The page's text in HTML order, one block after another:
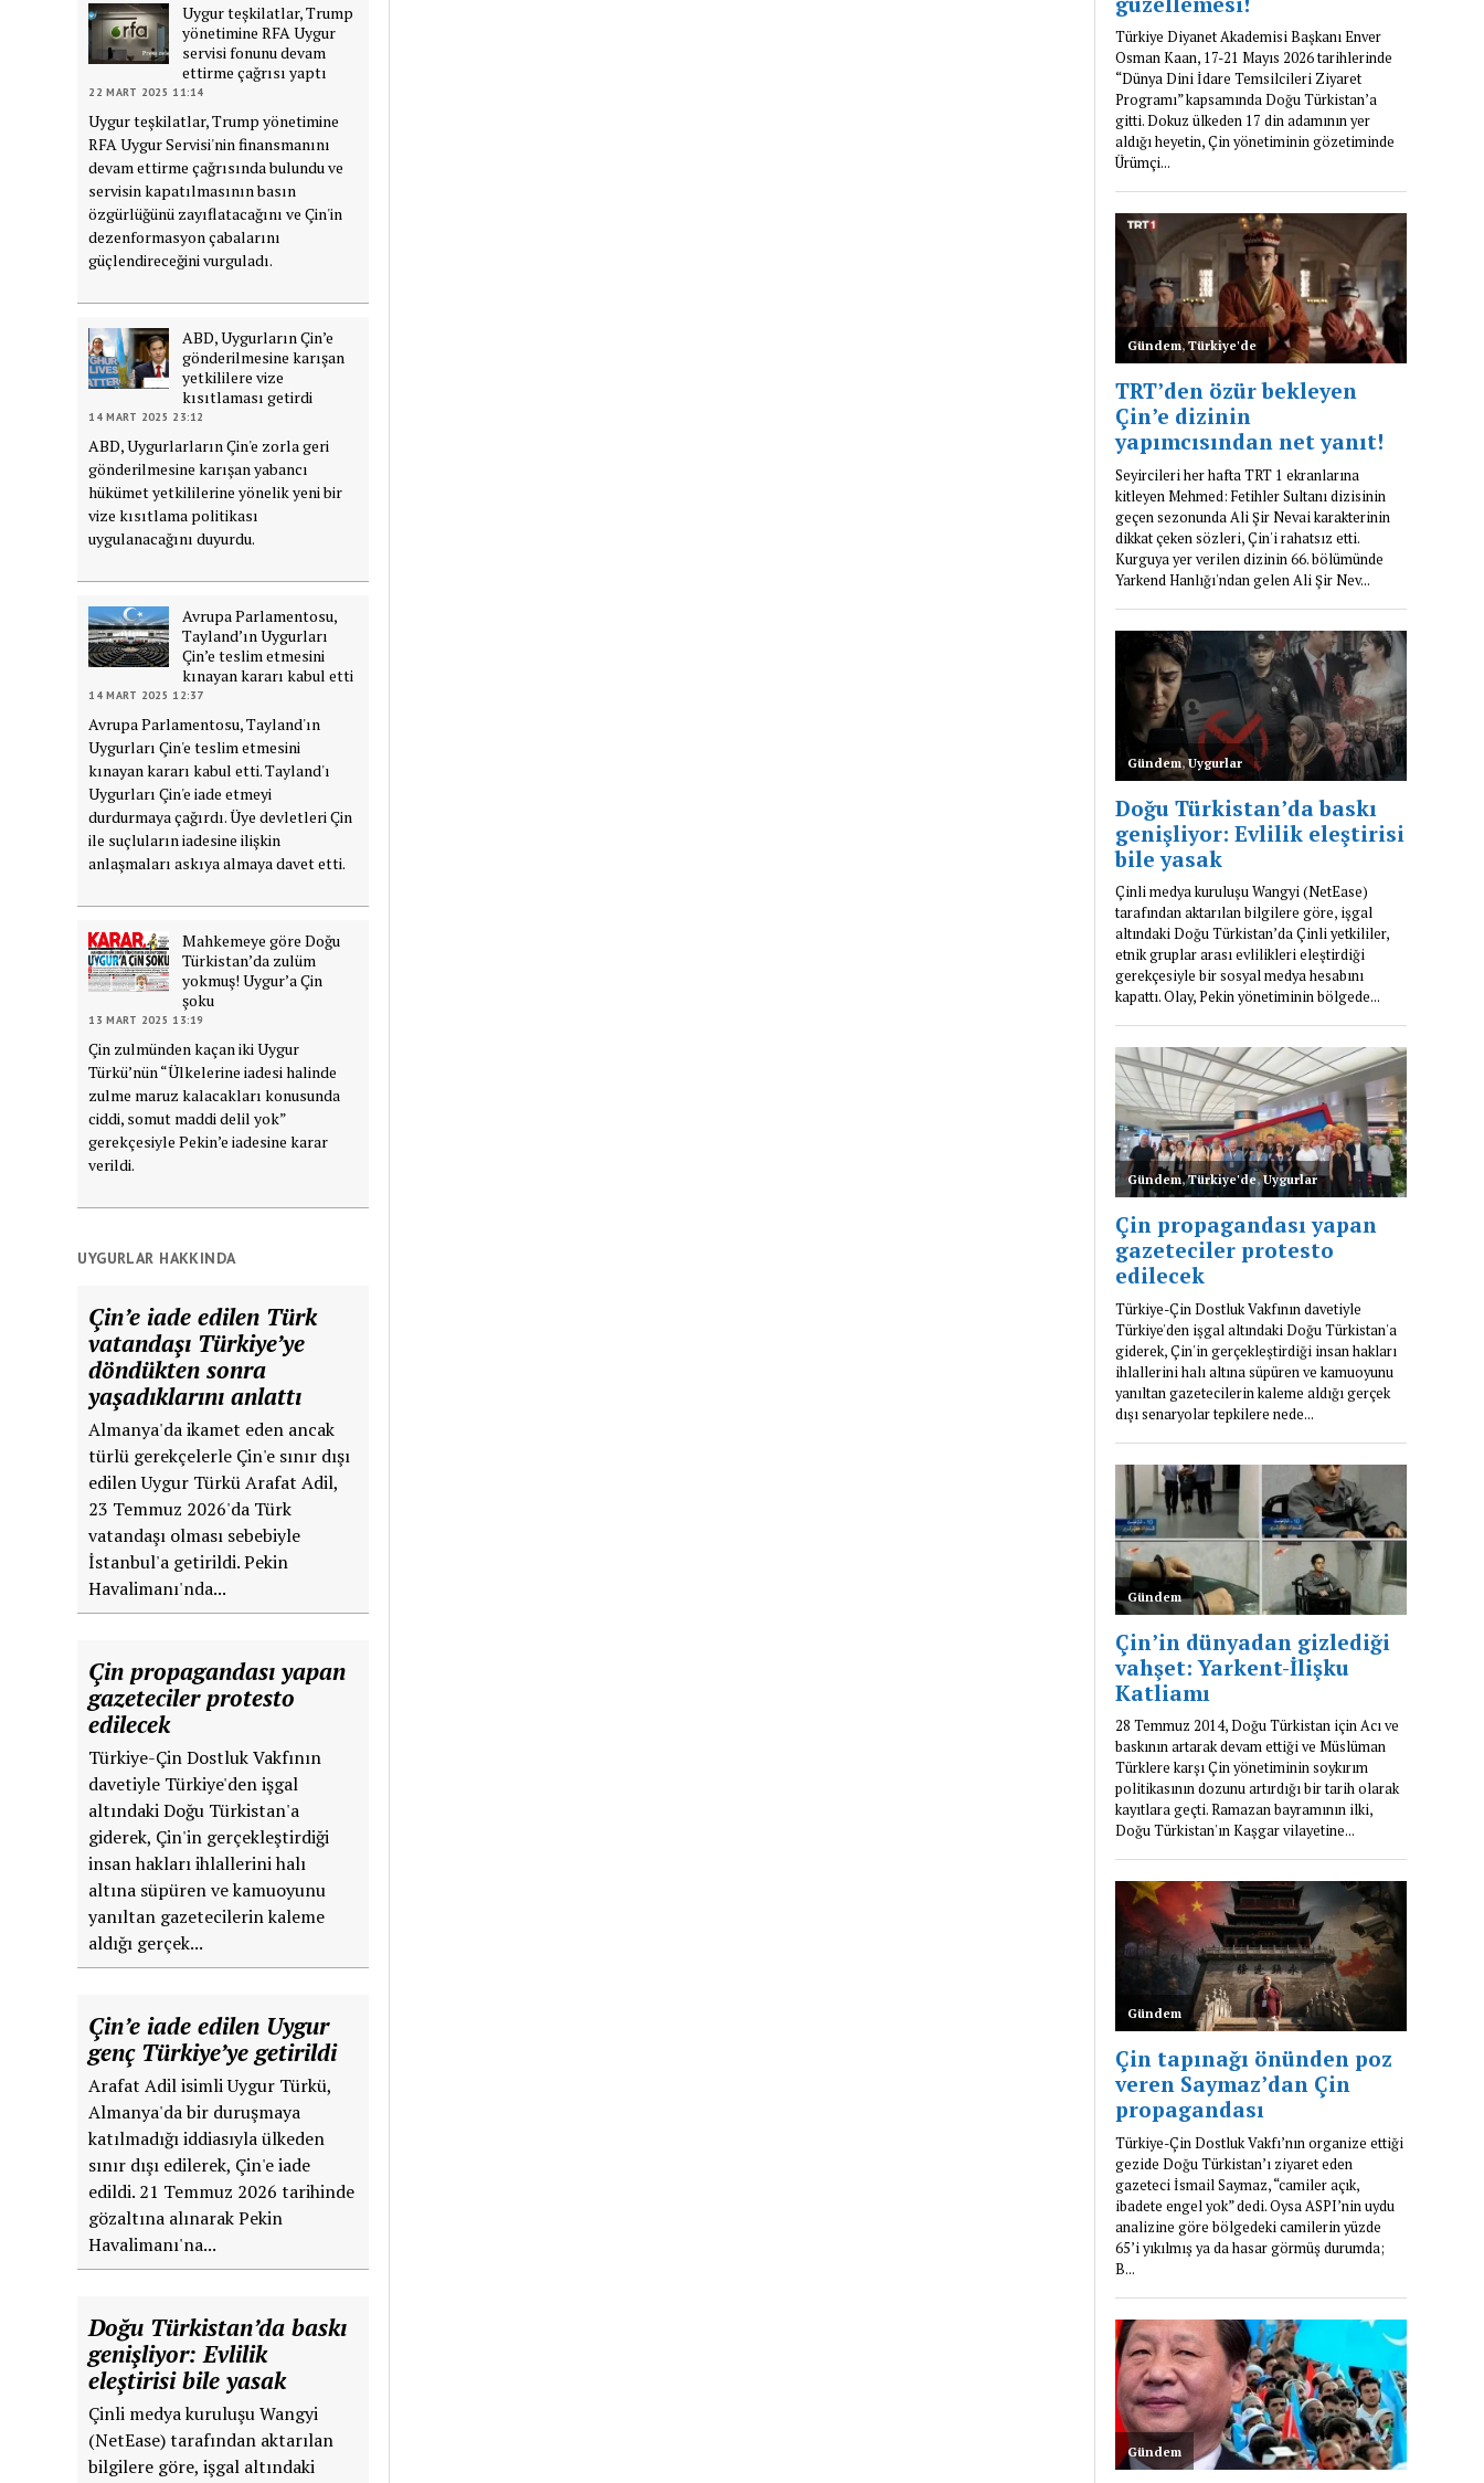
Uygur teşkilatlar, Trump
yönetimine RFA Uygur
servisi fonunu devam
ettirme çağrısı yaptı
22 MART 2025 11:14
Uygur teşkilatlar, Trump yönetimine
RFA Uygur Servisi'nin finansmanını
devam ettirme çağrısında bulundu ve
servisin kapatılmasının basın
özgürlüğünü zayıflatacağını ve Çin'in
dezenformasyon çabalarını
güçlendireceğini vurguladı.
ABD, Uygurların Çin’e
gönderilmesine karışan
yetkililere vize
kısıtlaması getirdi
14 MART 2025 23:12
ABD, Uygurlarların Çin'e zorla geri
gönderilmesine karışan yabancı
hükümet yetkililerine yönelik yeni bir
vize kısıtlama politikası
uygulanacağını duyurdu.
Avrupa Parlamentosu,
Tayland’ın Uygurları
Çin’e teslim etmesini
kınayan kararı kabul etti
14 MART 2025 12:37
Avrupa Parlamentosu, Tayland'ın
Uygurları Çin'e teslim etmesini
kınayan kararı kabul etti. Tayland'ı
Uygurları Çin'e iade etmeyi
durdurmaya çağırdı. Üye devletleri Çin
ile suçluların iadesine ilişkin
anlaşmaları askıya almaya davet etti.
Mahkemeye göre Doğu
Türkistan’da zulüm
yokmuş! Uygur’a Çin
şoku
13 MART 2025 13:19
Çin zulmünden kaçan iki Uygur
Türkü’nün “Ülkelerine iadesi halinde
zulme maruz kalacakları konusunda
ciddi, somut maddi delil yok”
gerekçesiyle Pekin’e iadesine karar
verildi.
UYGURLAR HAKKINDA
Çin’e iade edilen Türk
vatandaşı Türkiye’ye
döndükten sonra
yaşadıklarını anlattı
Almanya'da ikamet eden ancak
türlü gerekçelerle Çin'e sınır dışı
edilen Uygur Türkü Arafat Adil,
23 Temmuz 2026'da Türk
vatandaşı olması sebebiyle
İstanbul'a getirildi. Pekin
Havalimanı'nda...
Çin propagandası yapan
gazeteciler protesto
edilecek
Türkiye-Çin Dostluk Vakfının
davetiyle Türkiye'den işgal
altındaki Doğu Türkistan'a
giderek, Çin'in gerçekleştirdiği
insan hakları ihlallerini halı
altına süpüren ve kamuoyunu
yanıltan gazetecilerin kaleme
aldığı gerçek...
Çin’e iade edilen Uygur
genç Türkiye’ye getirildi
Arafat Adil isimli Uygur Türkü,
Almanya'da bir duruşmaya
katılmadığı iddiasıyla ülkeden
sınır dışı edilerek, Çin'e iade
edildi. 21 Temmuz 2026 tarihinde
gözaltına alınarak Pekin
Havalimanı'na...
Doğu Türkistan’da baskı
genişliyor: Evlilik
eleştirisi bile yasak
Çinli medya kuruluşu Wangyi
(NetEase) tarafından aktarılan
bilgilere göre, işgal altındaki